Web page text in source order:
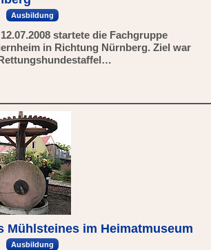
Ausbildung
startete die Fachgruppe
in Richtung Nürnberg. Ziel war
Mühlsteines im Heimatmuseum
Ausbildung